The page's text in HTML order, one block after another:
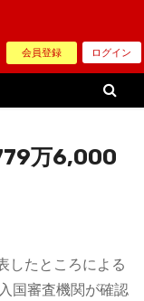
会員登録 ログイン
万6,000
したところによる
国審査機関が確認